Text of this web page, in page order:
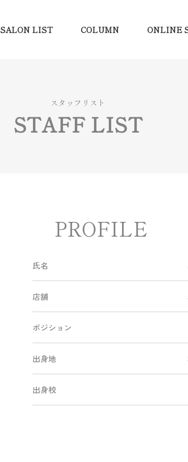
SALON LIST COLUMN ONLINE
スタッフリスト
STAFF LIST
PROFILE
氏名
店舗
ポジション
出身地
出身校